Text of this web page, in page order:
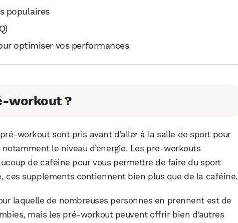
populaires
optimiser vos performances
workout ?
workout sont pris avant d’aller à la salle de sport pour
le niveau d’énergie. Les pre-workouts
de caféine pour vous permettre de faire du sport
ces suppléments contiennent bien plus que de la caféine.
laquelle de nombreuses personnes en prennent est de
mais les pré-workout peuvent offrir bien d’autres